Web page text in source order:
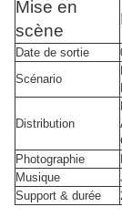
Mise en
scène
Date de sortie
Scénario
Distribution
Photographie
Musique
Support & durée